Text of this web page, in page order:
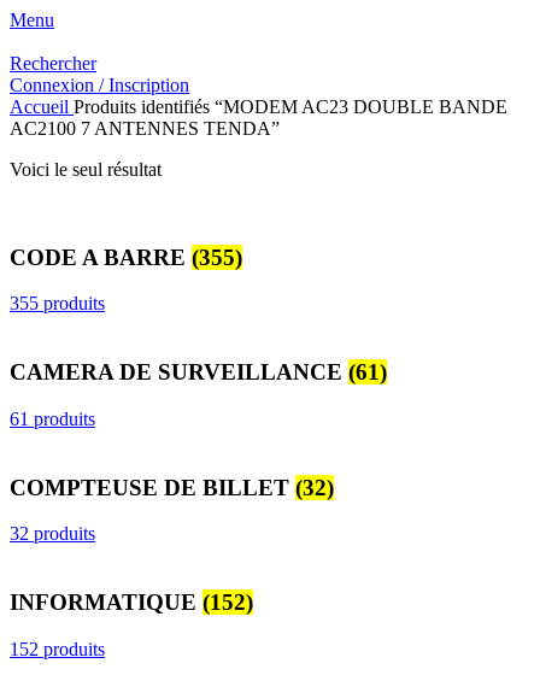
Menu
Rechercher
Connexion / Inscription
Accueil Produits identifiés “MODEM AC23 DOUBLE BANDE
AC2100 7 ANTENNES TENDA”
Voici le seul résultat
CODE A BARRE (355)
355 produits
CAMERA DE SURVEILLANCE (61)
61 produits
COMPTEUSE DE BILLET (32)
32 produits
INFORMATIQUE (152)
152 produits